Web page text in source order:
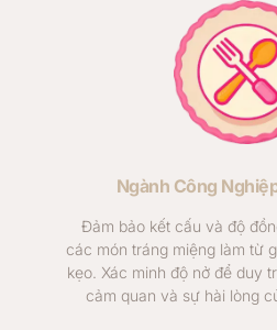
Ngành Công
Đảm bảo kết cấu và độ
các món tráng miệng làm từ
kẹo. Xác minh độ nở để duy
cảm quan và sự hài lòng